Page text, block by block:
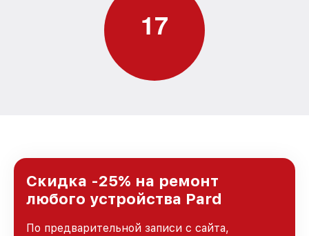
17
Скидка -25% на ремонт
любого устройства Pard
По предварительной записи с сайта,